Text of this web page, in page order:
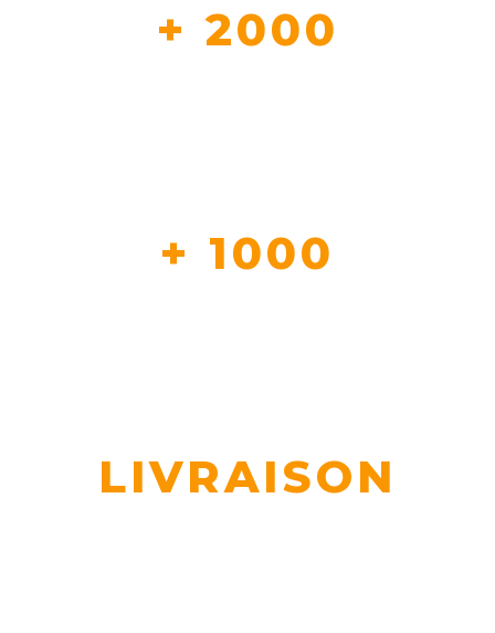
+ 2000
+ 1000
LIVRAISON